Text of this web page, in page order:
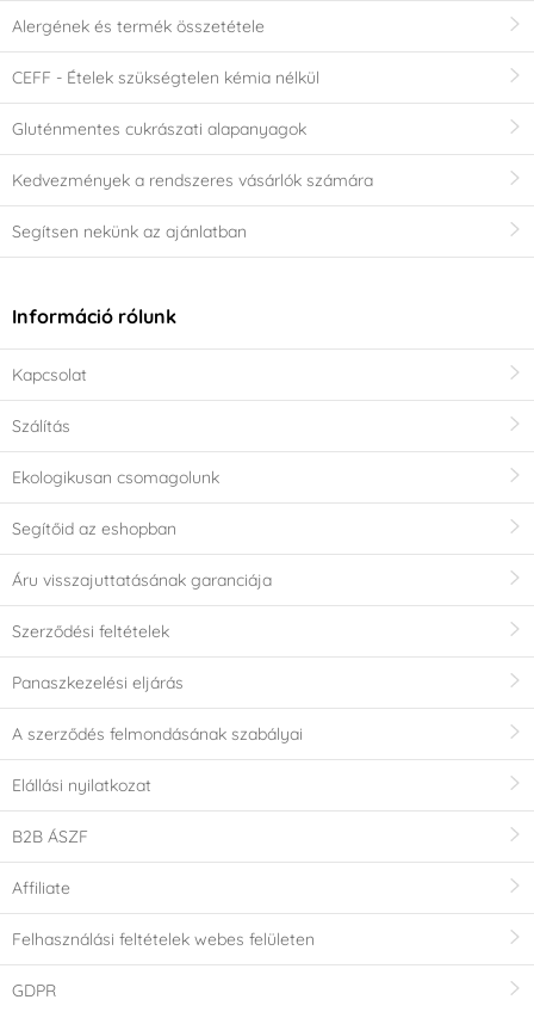
Alergének és termék összetétele
CEFF - Ételek szükségtelen kémia nélkül
Gluténmentes cukrászati alapanyagok
Kedvezmények a rendszeres vásárlók számára
Segítsen nekünk az ajánlatban
Információ rólunk
Kapcsolat
Szálítás
Ekologikusan csomagolunk
Segítőid az eshopban
Áru visszajuttatásának garanciája
Szerződési feltételek
Panaszkezelési eljárás
A szerződés felmondásának szabályai
Elállási nyilatkozat
B2B ÁSZF
Affiliate
Felhasználási feltételek webes felületen
GDPR